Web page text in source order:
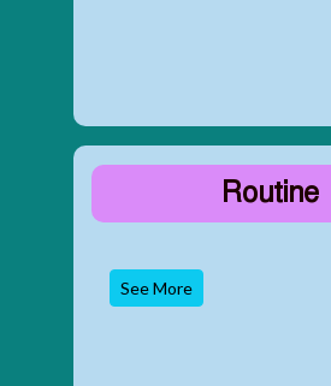
Routine
See More